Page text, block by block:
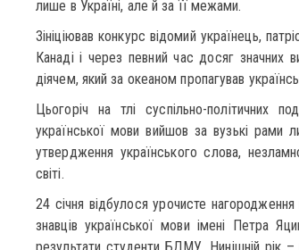
лише в Україні, але й за її межами.
Зініціював конкурс відомий українець,
Канаді і через певний час досяг значних
діячем, який за океаном пропагував
Цьогоріч на тлі суспільно-політичних
української мови вийшов за вузькі рами
утвердження українського слова,
світі.
24 січня відбулося урочисте
знавців української мови імені Петра